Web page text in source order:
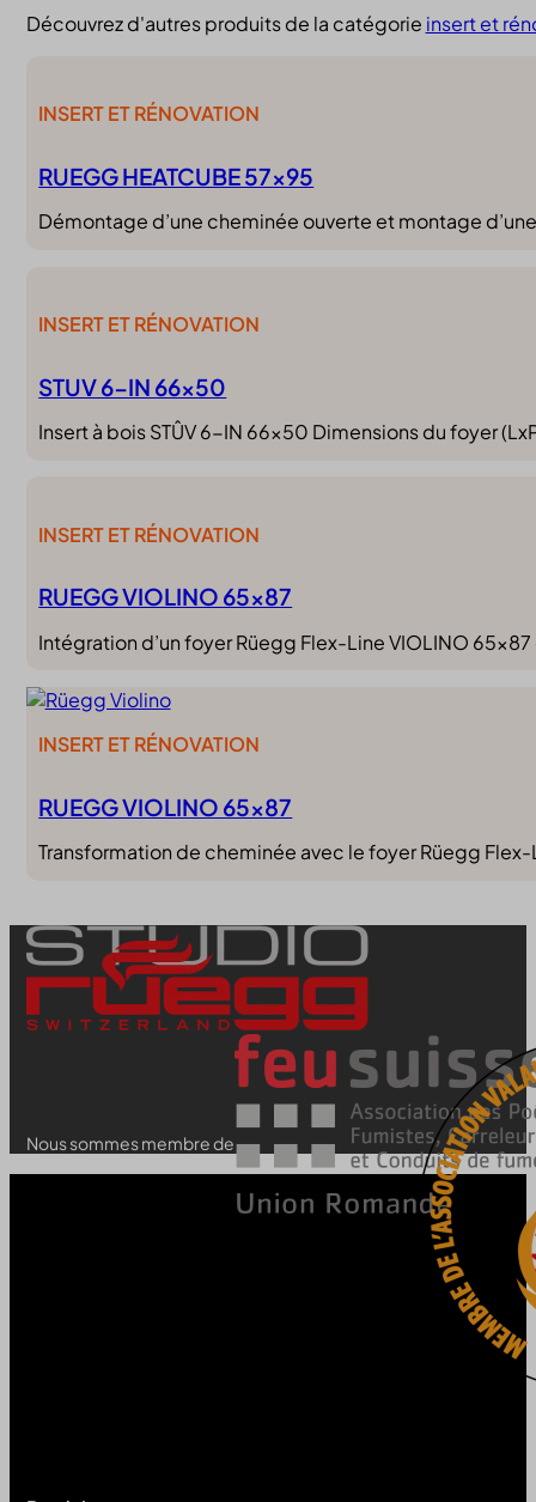
Découvrez d'autres produits de la catégorie insert et
RUEGG HEATCUBE 57×95
INSERT ET RÉNOVATION
Démontage d’une cheminée ouverte et montage
STUV 6-IN 66×50
INSERT ET RÉNOVATION
Insert à bois STÛV 6-IN 66×50 Dimensions du foyer
RUEGG VIOLINO 65×87
INSERT ET RÉNOVATION
Intégration d’un foyer Rüegg Flex-Line VIOLINO
RUEGG VIOLINO 65×87
INSERT ET RÉNOVATION
Transformation de cheminée avec le foyer Rüegg
Nous sommes membre de